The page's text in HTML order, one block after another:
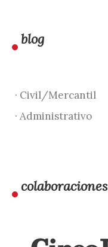
blog
· Civil/Mercantil
· Administrativo
colaboraciones